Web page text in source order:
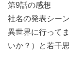
第9話の感想
社名の発表シー
異世界に行って
いか？）と若干